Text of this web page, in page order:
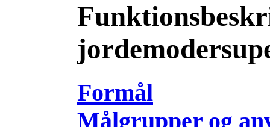
Formål
Målgrupper og